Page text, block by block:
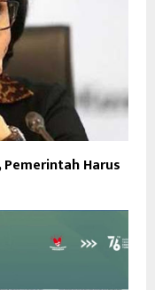
Harus